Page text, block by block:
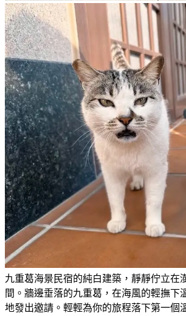
九重葛海景民宿的純白建築，靜靜佇立在
間。牆邊垂落的九重葛，在海風的輕撫下
地發出邀請。輕輕為你的旅程落下第一個